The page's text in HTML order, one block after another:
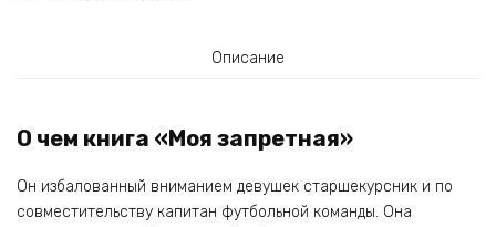
Описание
О чем книга «Моя запретная»
Он избалованный вниманием девушек старшекурсник и по
совместительству капитан футбольной команды. Она